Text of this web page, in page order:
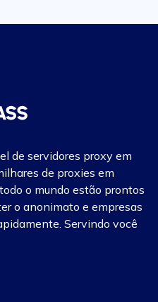
de servidores proxy em
de proxies em
o mundo estão prontos
o anonimato e empresas
Servindo você